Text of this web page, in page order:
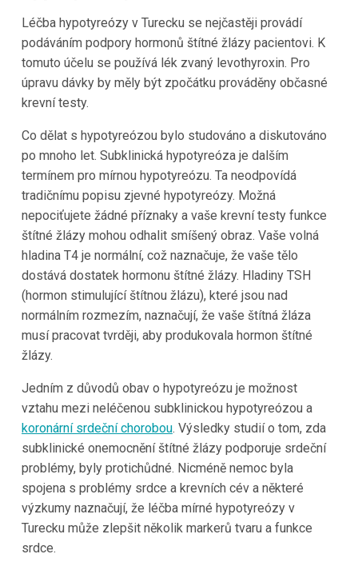
Léčba hypotyreózy v Turecku se nejčastěji provádí
podáváním podpory hormonů štítné žlázy pacientovi. K
tomuto účelu se používá lék zvaný levothyroxin. Pro
úpravu dávky by měly být zpočátku prováděny občasné
krevní testy.
Co dělat s hypotyreózou bylo studováno a diskutováno
po mnoho let. Subklinická hypotyreóza je dalším
termínem pro mírnou hypotyreózu. Ta neodpovídá
tradičnímu popisu zjevné hypotyreózy. Možná
nepociťujete žádné příznaky a vaše krevní testy funkce
štítné žlázy mohou odhalit smíšený obraz. Vaše volná
hladina T4 je normální, což naznačuje, že vaše tělo
dostává dostatek hormonu štítné žlázy. Hladiny TSH
(hormon stimulující štítnou žlázu), které jsou nad
normálním rozmezím, naznačují, že vaše štítná žláza
musí pracovat tvrději, aby produkovala hormon štítné
žlázy.
Jedním z důvodů obav o hypotyreózu je možnost
vztahu mezi neléčenou subklinickou hypotyreózou a
koronární srdeční chorobou. Výsledky studií o tom, zda
subklinické onemocnění štítné žlázy podporuje srdeční
problémy, byly protichůdné. Nicméně nemoc byla
spojena s problémy srdce a krevních cév a některé
výzkumy naznačují, že léčba mírné hypotyreózy v
Turecku může zlepšit několik markerů tvaru a funkce
srdce.